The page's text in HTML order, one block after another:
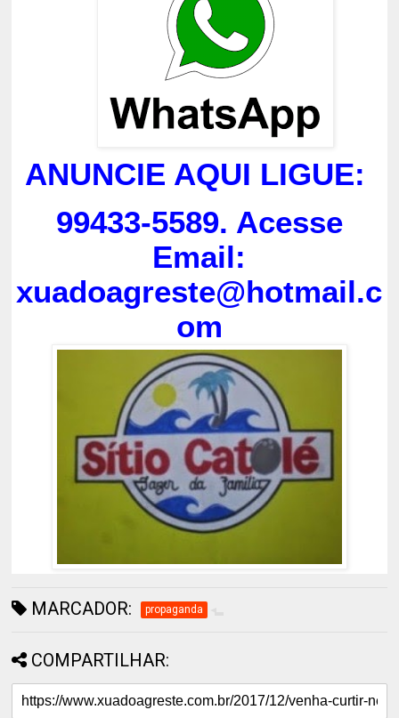
ANUNCIE AQUI LIGUE:
99433-5589. Acesse
Email:
xuadoagreste@hotmail.c
om
MARCADOR: propaganda
COMPARTILHAR: